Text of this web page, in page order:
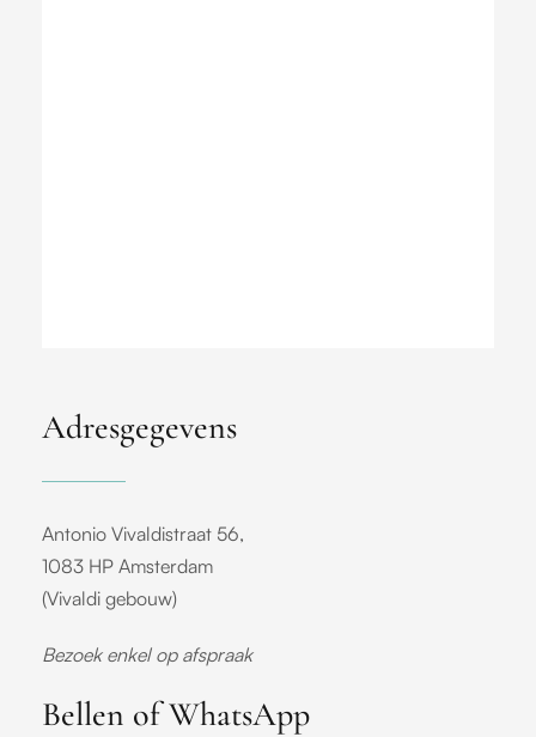
Adresgegevens
Antonio Vivaldistraat 56,
1083 HP Amsterdam
(Vivaldi gebouw)
Bezoek enkel op afspraak
Bellen of WhatsApp